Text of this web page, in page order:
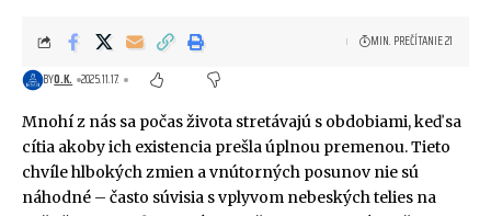
BYO.K. 2025.11.17.
MIN. PREČÍTANIE 21
Mnohí z nás sa počas života stretávajú s obdobiami, keď sa
cítia akoby ich existencia prešla úplnou premenou. Tieto
chvíle hlbokých zmien a vnútorných posunov nie sú
náhodné – často súvisia s vplyvom nebeských telies na